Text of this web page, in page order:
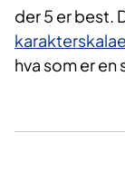
der 5 er best.
hva som er